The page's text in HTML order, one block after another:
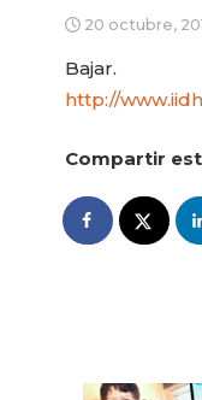
20 octubre,
Bajar.
http://
Compartir